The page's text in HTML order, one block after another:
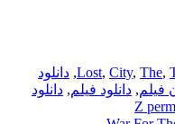
, City, The,
, دانلود
فیلم, دانلود فیلم, دانلود